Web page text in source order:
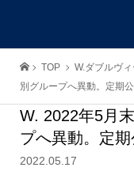
TOP W.ダブルヴィ
別グループへ異動。定期
W. 2022年5月
プへ異動。定
2022.05.17